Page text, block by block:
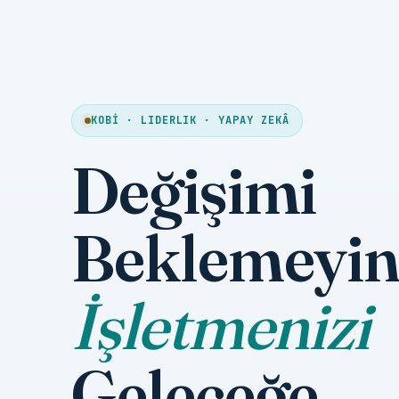
KOBİ · LIDERLIK · YAPAY ZEKÂ
Değişimi
İşletmenizi